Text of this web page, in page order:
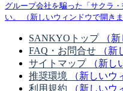
グループ会社を騙った「サクラ
い。
（新しいウィンドウで開きま
SANKYOトップ
（
FAQ・お問合せ
（
サイトマップ
（新し
推奨環境
（新しいウ
利用規約
（新しいウ